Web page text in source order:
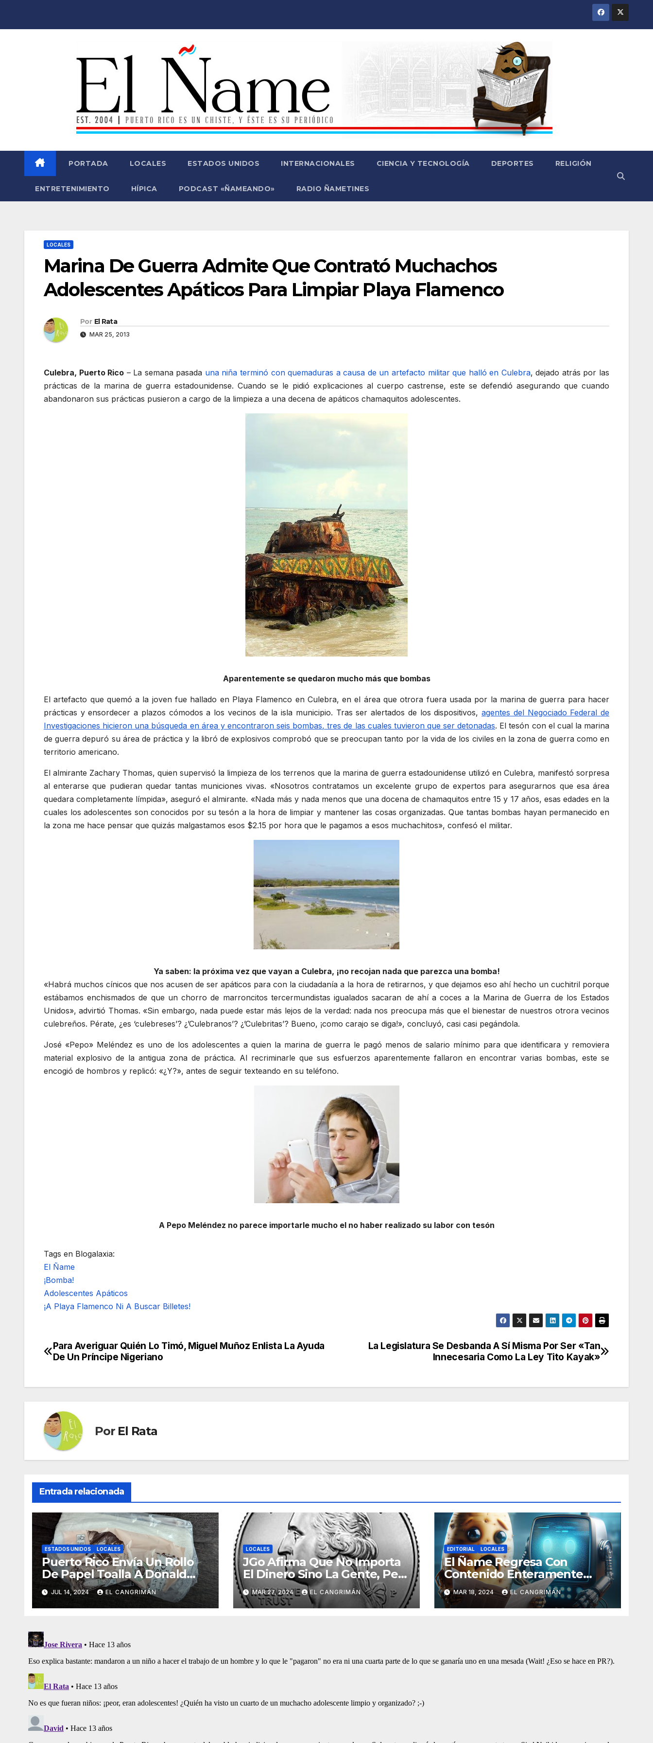
PORTADA LOCALES ESTADOS UNIDOS INTERNACIONALES CIENCIA Y TECNOLOGÍA DEPORTES RELIGIÓN
ENTRETENIMIENTO HÍPICA PODCAST «ÑAMEANDO» RADIO ÑAMETINES
LOCALES
Marina De Guerra Admite Que Contrató Muchachos
Adolescentes Apáticos Para Limpiar Playa Flamenco
Por El Rata
MAR 25, 2013
Culebra, Puerto Rico – La semana pasada una niña terminó con quemaduras a causa de un artefacto militar que halló en Culebra, dejado atrás por las
prácticas de la marina de guerra estadounidense. Cuando se le pidió explicaciones al cuerpo castrense, este se defendió asegurando que cuando
abandonaron sus prácticas pusieron a cargo de la limpieza a una decena de apáticos chamaquitos adolescentes.
Aparentemente se quedaron mucho más que bombas
El artefacto que quemó a la joven fue hallado en Playa Flamenco en Culebra, en el área que otrora fuera usada por la marina de guerra para hacer
prácticas y ensordecer a plazos cómodos a los vecinos de la isla municipio. Tras ser alertados de los dispositivos,agentes del Negociado Federal de
Investigaciones hicieron una búsqueda en área y encontraron seis bombas, tres de las cuales tuvieron que ser detonadas. El tesón con el cual la marina
de guerra depuró su área de práctica y la libró de explosivos comprobó que se preocupan tanto por la vida de los civiles en la zona de guerra como en
territorio americano.
El almirante Zachary Thomas, quien supervisó la limpieza de los terrenos que la marina de guerra estadounidense utilizó en Culebra, manifestó sorpresa
al enterarse que pudieran quedar tantas municiones vivas. «Nosotros contratamos un excelente grupo de expertos para asegurarnos que esa área
quedara completamente límpida», aseguró el almirante. «Nada más y nada menos que una docena de chamaquitos entre 15 y 17 años, esas edades en la
cuales los adolescentes son conocidos por su tesón a la hora de limpiar y mantener las cosas organizadas. Que tantas bombas hayan permanecido en
la zona me hace pensar que quizás malgastamos esos $2.15 por hora que le pagamos a esos muchachitos», confesó el militar.
Ya saben: la próxima vez que vayan a Culebra, ¡no recojan nada que parezca una bomba!
«Habrá muchos cínicos que nos acusen de ser apáticos para con la ciudadanía a la hora de retirarnos, y que dejamos eso ahí hecho un cuchitril porque
estábamos enchismados de que un chorro de marroncitos tercermundistas igualados sacaran de ahí a coces a la Marina de Guerra de los Estados
Unidos», advirtió Thomas. «Sin embargo, nada puede estar más lejos de la verdad: nada nos preocupa más que el bienestar de nuestros otrora vecinos
culebreños. Pérate, ¿es ‘culebreses’? ¿’Culebranos’? ¿’Culebritas’? Bueno, ¡como carajo se diga!», concluyó, casi casi pegándola.
José «Pepo» Meléndez es uno de los adolescentes a quien la marina de guerra le pagó menos de salario mínimo para que identificara y removiera
material explosivo de la antigua zona de práctica. Al recriminarle que sus esfuerzos aparentemente fallaron en encontrar varias bombas, este se
encogió de hombros y replicó: «¿Y?», antes de seguir texteando en su teléfono.
A Pepo Meléndez no parece importarle mucho el no haber realizado su labor con tesón
Tags en Blogalaxia:
El Ñame
¡Bomba!
Adolescentes Apáticos
¡A Playa Flamenco Ni A Buscar Billetes!
Navegación
entradas
La Legislatura Se Desbanda A Sí Misma Por Ser «Tan
Innecesaria Como La Ley Tito Kayak»
Para Averiguar Quién Lo Timó, Miguel Muñoz Enlista La Ayuda
De Un Príncipe Nigeriano
Por El Rata
Entrada relacionada
ESTADOS UNIDOS LOCALES
Puerto Rico Envía Un Rollo
De Papel Toalla A Donald
Trump Pa’ Que Use Las Hojas
De Curita
JUL 14, 2024 EL CANGRIMÁN
LOCALES
JGo Afirma Que No Importa
El Dinero Sino La Gente, Pero
Pregunta: «¿De Verdad No
Tendrán Una Pejetita?»
MAR 27, 2024 EL CANGRIMÁN
EDITORIAL LOCALES
El Ñame Regresa Con
Contenido Enteramente
Generado Por Inteligencia
Artificial
MAR 18, 2024 EL CANGRIMÁN